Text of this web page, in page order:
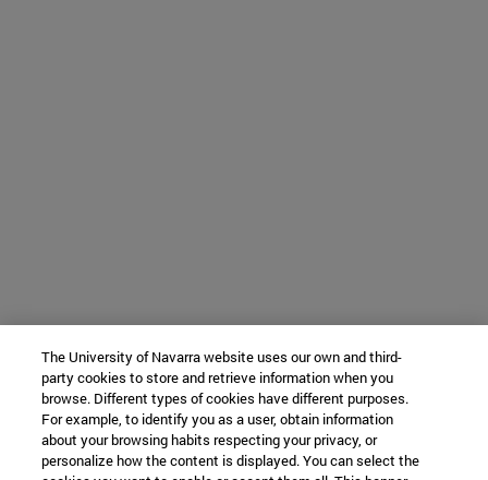
The University of Navarra website uses our own and third-
party cookies to store and retrieve information when you
browse. Different types of cookies have different purposes.
For example, to identify you as a user, obtain information
about your browsing habits respecting your privacy, or
personalize how the content is displayed. You can select the